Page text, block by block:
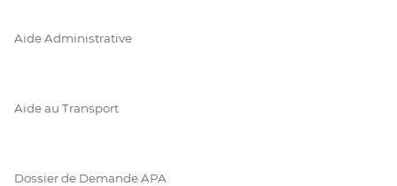
Aide Administrative
Aide au Transport
Dossier de Demande APA